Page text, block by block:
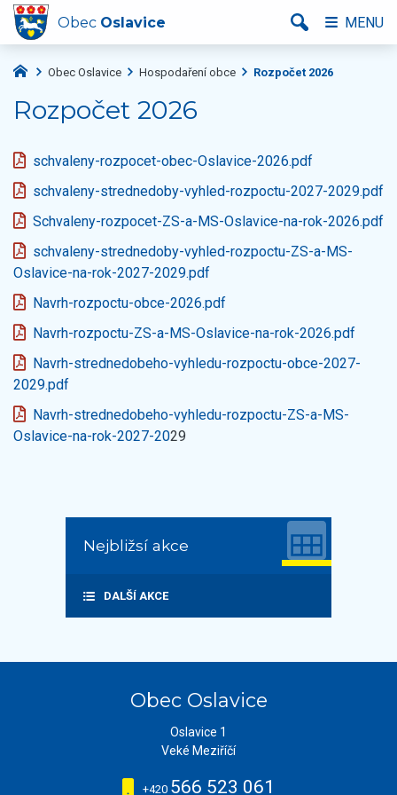
Obec Oslavice Hospodaření obce Rozpočet 2026
Rozpočet 2026
schvaleny-rozpocet-obec-Oslavice-2026.pdf
schvaleny-strednedoby-vyhled-rozpoctu-2027-2029.pdf
Schvaleny-rozpocet-ZS-a-MS-Oslavice-na-rok-2026.pdf
schvaleny-strednedoby-vyhled-rozpoctu-ZS-a-MS-
Oslavice-na-rok-2027-2029.pdf
Navrh-rozpoctu-obce-2026.pdf
Navrh-rozpoctu-ZS-a-MS-Oslavice-na-rok-2026.pdf
Navrh-strednedobeho-vyhledu-rozpoctu-obce-2027-
2029.pdf
Navrh-strednedobeho-vyhledu-rozpoctu-ZS-a-MS-
Oslavice-na-rok-2027-2029
Nejbližsí akce
DALŠÍ AKCE
Obec Oslavice
Oslavice 1
Veké Meziříčí
+420 566 523 061
Obec Oslavice MENU